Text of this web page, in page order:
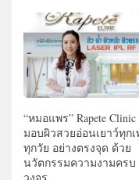
“หมอแพร” Rapete Clinic
มอบผิวสวยอ่อนเยาว์ทุก
ทุกวัย อย่างตรงจุด ด้วย
นวัตกรรมความงามครบ